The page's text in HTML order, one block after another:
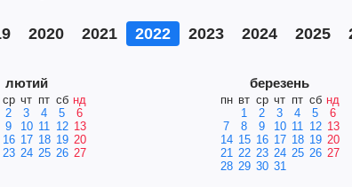
2020 2021 2022 2023 2024 2025
лютий
ср чт пт сб нд
2 3 4 5
6
9 10 11 12 13
16 17 18 19 20
23 24 25 26 27
березень
пн вт ср чт пт сб нд
1
2 3 4 5
6
7
8 9 10 11 12 13
14 15 16 17 18 19 20
21 22 23 24 25 26 27
28 29 30 31